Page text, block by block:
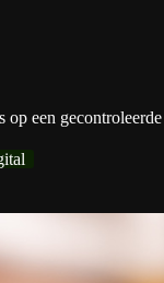
op een